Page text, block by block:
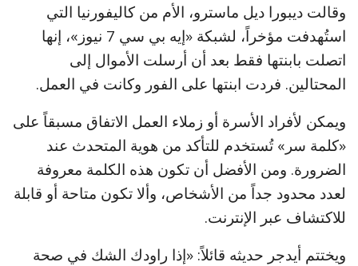
وقالت ديبورا ديل ماسترو، الأم من كاليفورنيا التي
استُهدفت مؤخراً، لشبكة «إيه بي سي 7 نيوز»، إنها
اتصلت بابنتها فقط بعد أن أرسلت الأموال إلى
المحتالين. فردت ابنتها على الفور وكانت في العمل.
ويمكن لأفراد الأسرة أو زملاء العمل الاتفاق مسبقاً على
«كلمة سر» تُستخدم للتأكد من هوية المتحدث عند
الضرورة. ومن الأفضل أن تكون هذه الكلمة معروفة
لعدد محدود جداً من الأشخاص، وألا تكون متاحة أو قابلة
للاكتشاف عبر الإنترنت.
ويختتم أيدجر حديثه قائلاً: «إذا راودك الشك في صحة